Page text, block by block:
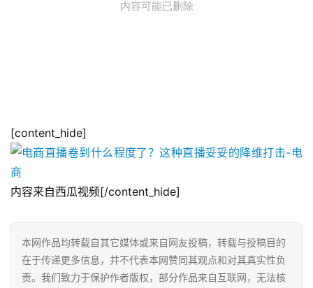
[content_hide]
内容来自西瓜视频[/content_hide]
本网作品均转载自其它媒体或来自网友投稿，转载与投稿目的
在于传递更多信息，并不代表本网赞同其观点和对其真实性负
责。我们致力于保护作者版权，部分作品来自互联网，无法核